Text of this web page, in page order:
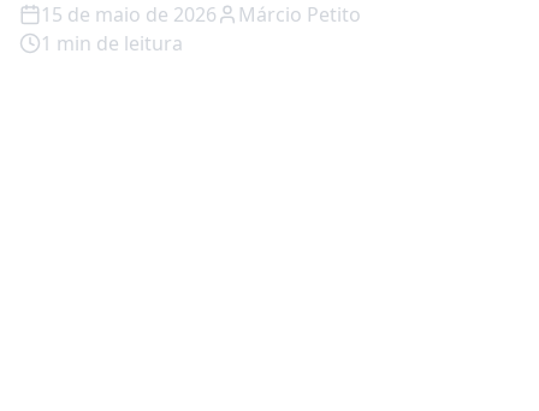
15 de maio de 2026
Márcio Petito
1 min de leitura